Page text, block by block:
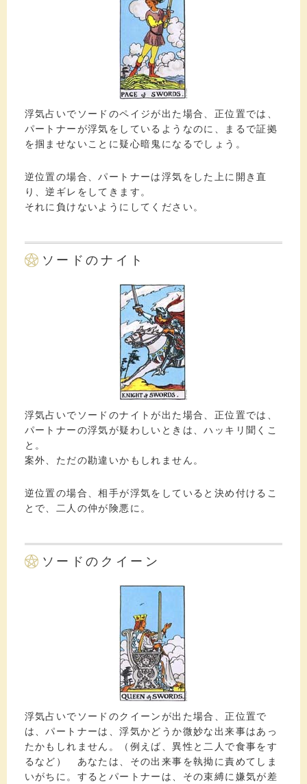
浮気占いでソードのペイジが出た場合、正位置では、
パートナーが浮気をしているようなのに、まるで証拠
を掴ませないことに疑心暗鬼になるでしょう。
逆位置の場合、パートナーは浮気をした上に開き直
り、逆ギレをしてきます。
それに負けないようにしてください。
ソードのナイト
浮気占いでソードのナイトが出た場合、正位置では、
パートナーの浮気が疑わしいときは、ハッキリ聞くこ
と。
案外、ただの勘違いかもしれません。
逆位置の場合、相手が浮気をしていると決め付けるこ
とで、二人の仲が険悪に。
ソードのクイーン
浮気占いでソードのクイーンが出た場合、正位置で
は、パートナーは、浮気かどうか微妙な出来事はあっ
たかもしれません。（例えば、異性と二人で食事をす
るなど） あなたは、その出来事を執拗に責めてしま
いがちに。するとパートナーは、その束縛に嫌気が差